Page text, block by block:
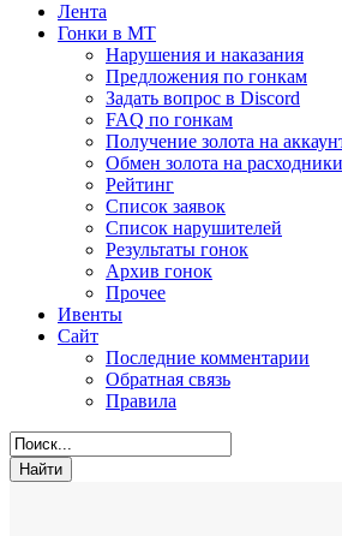
Лента
Гонки в МТ
Нарушения и наказания
Предложения по гонкам
Задать вопрос в Discord
FAQ по гонкам
Получение золота на
Обмен золота на расходники
Рейтинг
Список заявок
Список нарушителей
Результаты гонок
Архив гонок
Прочее
Ивенты
Сайт
Последние комментарии
Обратная связь
Правила